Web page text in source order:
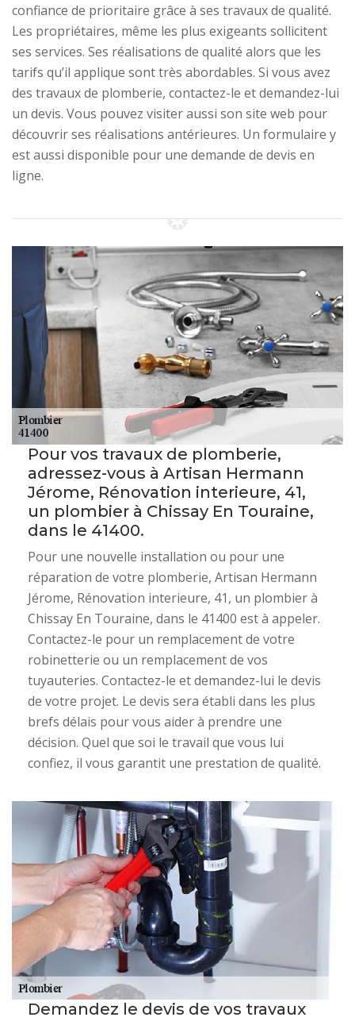
confiance de prioritaire grâce à ses travaux de qualité.
Les propriétaires, même les plus exigeants sollicitent
ses services. Ses réalisations de qualité alors que les
tarifs qu’il applique sont très abordables. Si vous avez
des travaux de plomberie, contactez-le et demandez-lui
un devis. Vous pouvez visiter aussi son site web pour
découvrir ses réalisations antérieures. Un formulaire y
est aussi disponible pour une demande de devis en
ligne.
Pour vos travaux de plomberie,
adressez-vous à Artisan Hermann
Jérome, Rénovation interieure, 41,
un plombier à Chissay En Touraine,
dans le 41400.
Pour une nouvelle installation ou pour une
réparation de votre plomberie, Artisan Hermann
Jérome, Rénovation interieure, 41, un plombier à
Chissay En Touraine, dans le 41400 est à appeler.
Contactez-le pour un remplacement de votre
robinetterie ou un remplacement de vos
tuyauteries. Contactez-le et demandez-lui le devis
de votre projet. Le devis sera établi dans les plus
brefs délais pour vous aider à prendre une
décision. Quel que soi le travail que vous lui
confiez, il vous garantit une prestation de qualité.
Demandez le devis de vos travaux